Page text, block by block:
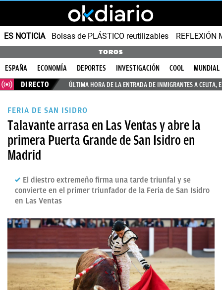
ES NOTICIA Bolsas de PLÁSTICO reutilizables REFLEXIÓN
TOROS
ESPAÑA ECONOMÍA DEPORTES INVESTIGACIÓN COOL
MUNDIAL
DIRECTO
ÚLTIMA HORA DE LA ENTRADA DE INMIGRANTES A CEUTA,
FERIA DE SAN ISIDRO
Talavante arrasa en Las Ventas y abre la
primera Puerta Grande de San Isidro en
Madrid
El diestro extremeño firma una tarde triunfal y se
convierte en el primer triunfador de la Feria de San Isidro
en Las Ventas